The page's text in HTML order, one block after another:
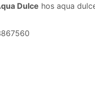
Dulce hos aqua